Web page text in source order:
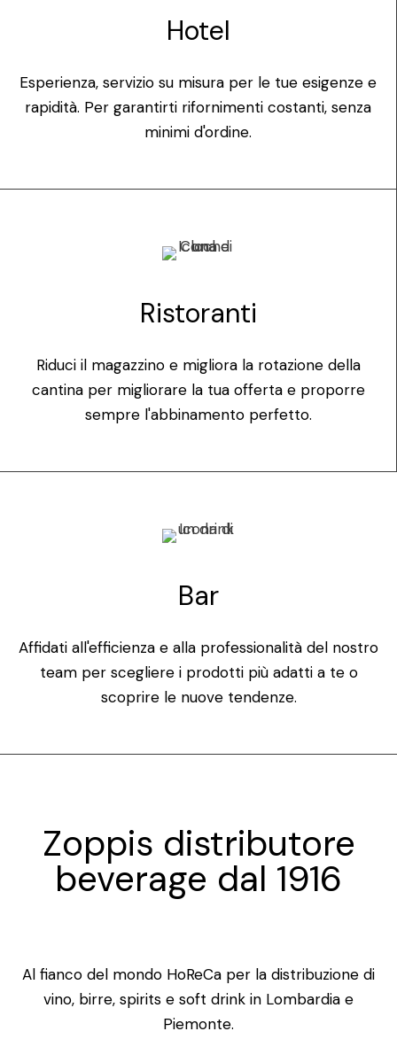
Hotel
Esperienza, servizio su misura per le tue esigenze e
rapidità. Per garantirti rifornimenti costanti, senza
minimi d'ordine.
Ristoranti
Riduci il magazzino e migliora la rotazione della
cantina per migliorare la tua offerta e proporre
sempre l'abbinamento perfetto.
Bar
Affidati all'efficienza e alla professionalità del nostro
team per scegliere i prodotti più adatti a te o
scoprire le nuove tendenze.
Zoppis distributore
beverage dal 1916
Al fianco del mondo HoReCa per la distribuzione di
vino, birre, spirits e soft drink in Lombardia e
Piemonte.